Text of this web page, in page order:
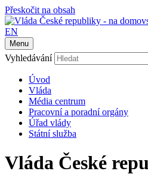
Přeskočit na obsah
EN
Menu
Vyhledávání
Úvod
Vláda
Média centrum
Pracovní a poradní orgány
Úřad vlády
Státní služba
Vláda České